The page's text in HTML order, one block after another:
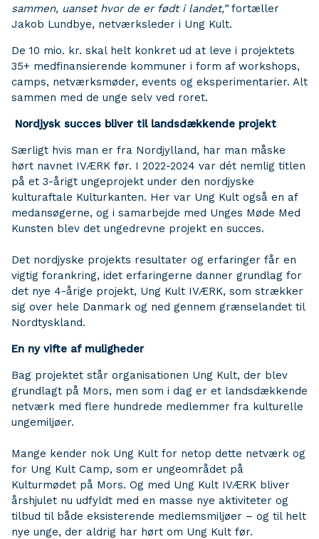
sammen, uanset hvor de er født i landet,”fortæller
Jakob Lundbye, netværksleder i Ung Kult.
De 10 mio. kr. skal helt konkret ud at leve i projektets
35+ medfinansierende kommuner i form af workshops,
camps, netværksmøder, events og eksperimentarier. Alt
sammen med de unge selv ved roret.
Nordjysk succes bliver til landsdækkende projekt
Særligt hvis man er fra Nordjylland, har man måske
hørt navnet IVÆRK før. I 2022-2024 var dét nemlig titlen
på et 3-årigt ungeprojekt under den nordjyske
kulturaftale Kulturkanten. Her var Ung Kult også en af
medansøgerne, og i samarbejde med Unges Møde Med
Kunsten blev det ungedrevne projekt en succes.
Det nordjyske projekts resultater og erfaringer får en
vigtig forankring, idet erfaringerne danner grundlag for
det nye 4-årige projekt, Ung Kult IVÆRK, som strækker
sig over hele Danmark og ned gennem grænselandet til
Nordtyskland.
En ny vifte af muligheder
Bag projektet står organisationen Ung Kult, der blev
grundlagt på Mors, men som i dag er et landsdækkende
netværk med flere hundrede medlemmer fra kulturelle
ungemiljøer.
Mange kender nok Ung Kult for netop dette netværk og
for Ung Kult Camp, som er ungeområdet på
Kulturmødet på Mors. Og med Ung Kult IVÆRK bliver
årshjulet nu udfyldt med en masse nye aktiviteter og
tilbud til både eksisterende medlemsmiljøer – og til helt
nye unge, der aldrig har hørt om Ung Kult før.